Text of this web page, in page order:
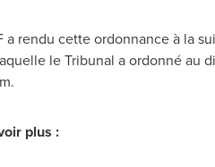
a rendu cette ordonnance à la
le Tribunal a ordonné au
plus :